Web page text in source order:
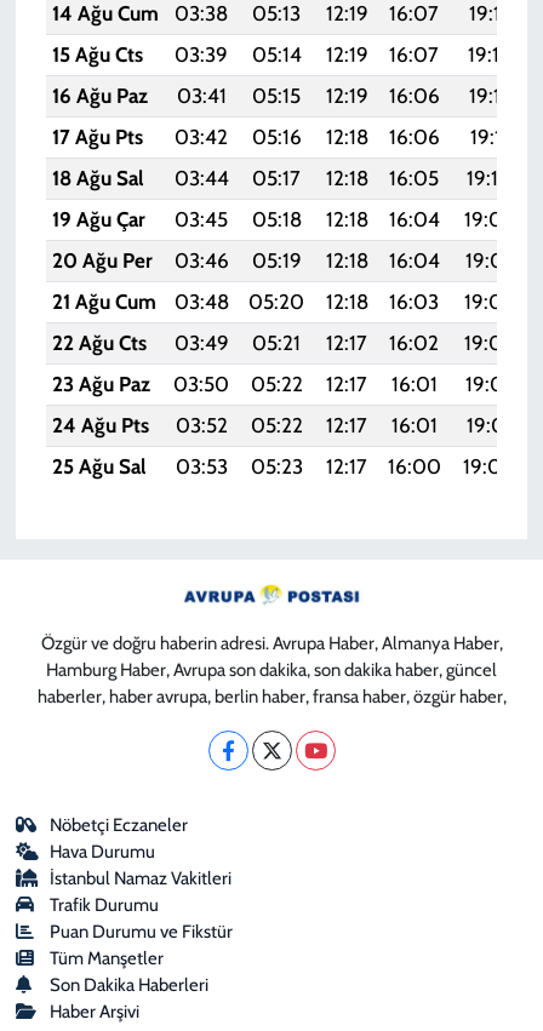
14 Ağu Cum
03:38 05:13 12:19 16:07 19:15
15 Ağu Cts
03:39 05:14 12:19 16:07 19:14
16 Ağu Paz
03:41 05:15 12:19 16:06 19:12
17 Ağu Pts
03:42 05:16 12:18 16:06 19:11
18 Ağu Sal
03:44 05:17 12:18 16:05 19:10
19 Ağu Çar
03:45 05:18 12:18 16:04 19:08
20 Ağu Per
03:46 05:19 12:18 16:04 19:07
21 Ağu Cum
03:48 05:20 12:18 16:03 19:06
22 Ağu Cts
03:49 05:21 12:17 16:02 19:04
23 Ağu Paz
03:50 05:22 12:17 16:01 19:03
24 Ağu Pts
03:52 05:22 12:17 16:01 19:01
25 Ağu Sal
03:53 05:23 12:17 16:00 19:00
Özgür ve doğru haberin adresi. Avrupa Haber, Almanya Haber,
Hamburg Haber, Avrupa son dakika, son dakika haber, güncel
haberler, haber avrupa, berlin haber, fransa haber, özgür haber,
Nöbetçi Eczaneler
Hava Durumu
İstanbul Namaz Vakitleri
Trafik Durumu
Puan Durumu ve Fikstür
Tüm Manşetler
Son Dakika Haberleri
Haber Arşivi